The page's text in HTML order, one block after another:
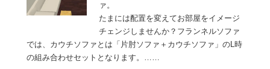
ァ。
たまには配置を変えてお部屋をイメージ
チェンジしませんか？フランネルソファ
では、カウチソファとは「片肘ソファ＋カウチソファ」のL時
の組み合わせセットとなります。……